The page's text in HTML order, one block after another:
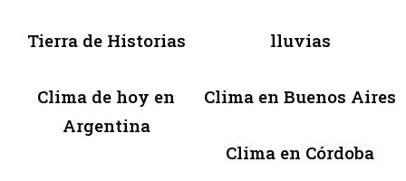
Tierra de Historias lluvias
Clima de hoy en
Argentina
Clima en Buenos Aires
Clima en Córdoba